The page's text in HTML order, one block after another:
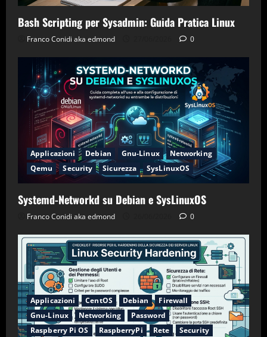
Bash Scripting per Sysadmin: Guida Pratica Linux
Franco Conidi aka edmond 0
Applicazioni Debian Gnu-Linux
Networking
Qemu
Security Sicurezza SysLinuxOS
Systemd-Networkd su Debian e SysLinuxOS
Franco Conidi aka edmond 0
Applicazioni CentOS Debian
Firewall
Gnu-Linux
Networking
Password
Raspberry Pi OS
RaspberryPi Rete
Security